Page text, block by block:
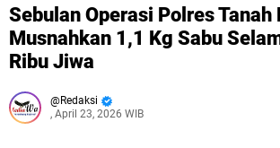
Sebulan Operasi Polres Tanah
Musnahkan 1,1 Kg Sabu
Ribu Jiwa
Redaksi
, April 23, 2026 WIB